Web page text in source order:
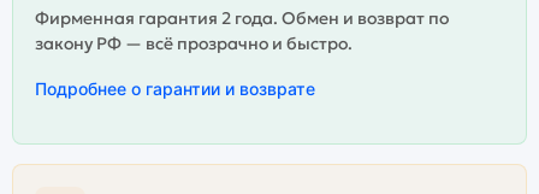
Фирменная гарантия 2 года. Обмен и возврат по
закону РФ — всё прозрачно и быстро.
Подробнее о гарантии и возврате